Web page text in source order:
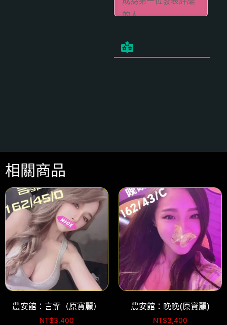
相關商品
農安館：言霏（原寶麗）
NT$3,400
農安館：晚晚(原寶麗)
NT$3,400